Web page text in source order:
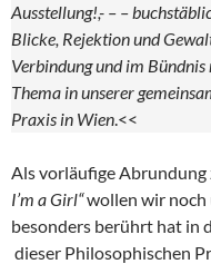
Ausstellung!,- – –
Blicke, Rejektion und
Verbindung und im
Thema in unserer
Praxis in Wien.<<
Als vorläufige
I’m a Girl“wollen wir noch
besonders berührt hat in
dieser Philosophischen